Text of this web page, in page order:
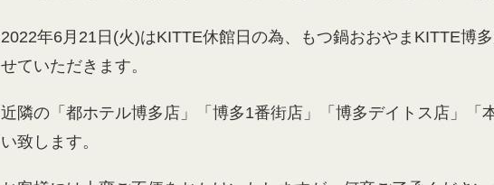
2022年6月21日(火)はKITTE休館日の為、もつ鍋おおやまKITTE博
せていただきます。
近隣の「都ホテル博多店」「博多1番街店」「博多デイトス店」「
い致します。